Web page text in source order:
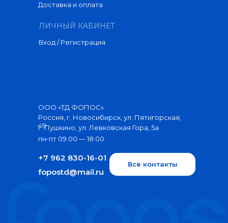
Доставка и оплата
ЛИЧНЫЙ КАБИНЕТ
Вход / Регистрация
fopostd@mail.ru
+7 962 830-16-01
пн-пт 09.00 — 18.00
Все контакты
Россия, г. Новосибирск, ул. Пятигорская,
49
г. Пушкино, ул. Левковская Гора, 5а
ООО «ТД ФОПОС»